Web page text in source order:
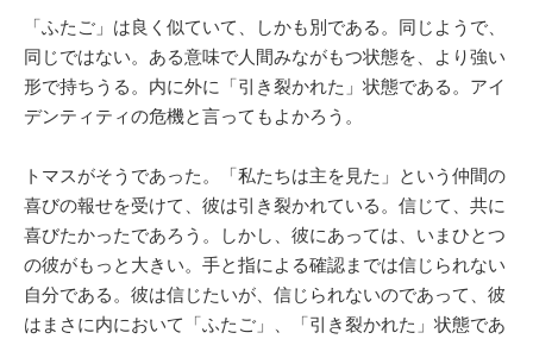
「ふたご」は良く似ていて、しかも別である。同じようで、
同じではない。ある意味で人間みながもつ状態を、より強い
形で持ちうる。内に外に「引き裂かれた」状態である。アイ
デンティティの危機と言ってもよかろう。
トマスがそうであった。「私たちは主を見た」という仲間の
喜びの報せを受けて、彼は引き裂かれている。信じて、共に
喜びたかったであろう。しかし、彼にあっては、いまひとつ
の彼がもっと大きい。手と指による確認までは信じられない
自分である。彼は信じたいが、信じられないのであって、彼
はまさに内において「ふたご」、「引き裂かれた」状態であ